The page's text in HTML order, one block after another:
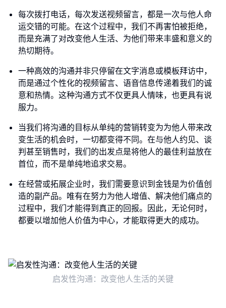
每次拨打电话，每次发送视频留言，都是一次与他人命
运交错的可能。在这个过程中，我们不再害怕被拒绝，
而是充满了对改变他人生活、为他们带来丰盛和意义的
热切期待。
一种高效的沟通并非只停留在文字消息或模板拜访中，
而是通过个性化的视频留言、语音信息传递着我们的诚
意和热情。这种沟通方式不仅更具人情味，也更具有说
服力。
当我们将沟通的目标从单纯的营销转变为为他人带来改
变生活的机会时，一切都变得不同。在与他人约见、谈
判甚至销售时，我们的出发点是将他人的最佳利益放在
首位，而不是单纯地追求交易。
在经营或拓展企业时，我们需要意识到金钱是为价值创
造的副产品。唯有在努力为他人增值、解决他们痛点的
过程中，我们才能得到真正的回报。因此，无论何时，
都要以增加他人价值为中心，才能取得更大的成功。
启发性沟通：改变他人生活的关键